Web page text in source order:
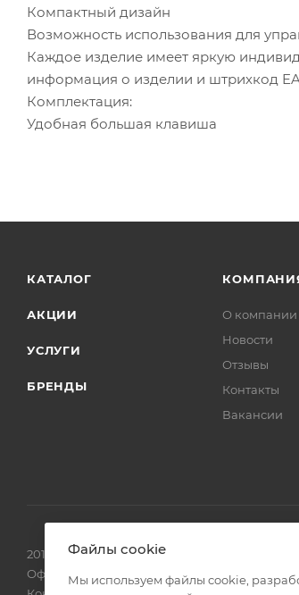
Компактный дизайн
Возможность использования для
Каждое изделие имеет яркую
информация о изделии и штрихкод
Комплектация:
Удобная большая клавиша
КАТАЛОГ
АКЦИИ
УСЛУГИ
БРЕНДЫ
О компании
Новости
Отзывы
Контакты
Вакансии
2016-2026 © ЗаводПрибор - Измерительные
Оферта
Файлы cookie
Мы используем файлы cookie,